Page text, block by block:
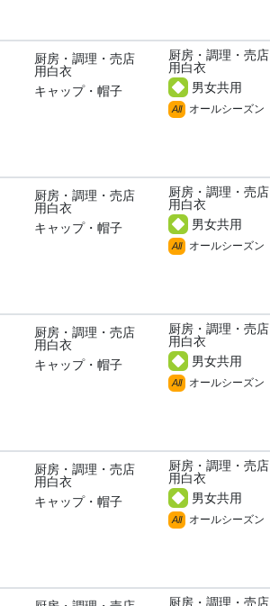
厨房・調理・売店
用白衣
キャップ・帽子
厨房・調理・売店
用白衣
男女共用
All オールシーズン
厨房・調理・売店
用白衣
キャップ・帽子
厨房・調理・売店
用白衣
男女共用
All オールシーズン
厨房・調理・売店
用白衣
キャップ・帽子
厨房・調理・売店
用白衣
男女共用
All オールシーズン
厨房・調理・売店
用白衣
キャップ・帽子
厨房・調理・売店
用白衣
男女共用
All オールシーズン
厨房・調理・売店